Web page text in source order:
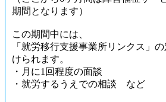
期間となります）
この期間中には、
「就労移行支援事業所リンクス」
けられます。
・月に1回程度の面談
・就労するうえでの相談 など